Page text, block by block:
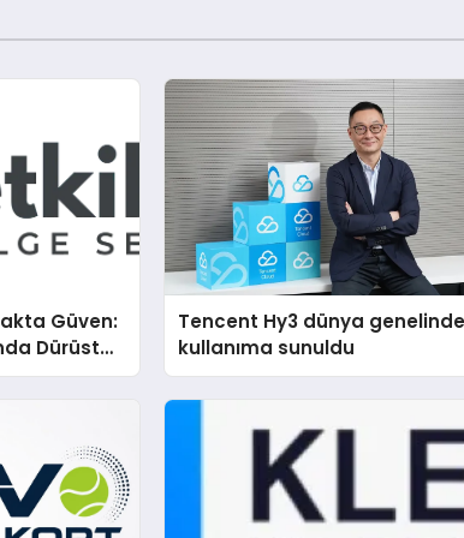
Güven:
Dürüst
Tencent Hy3 dünya
kullanıma sunuldu